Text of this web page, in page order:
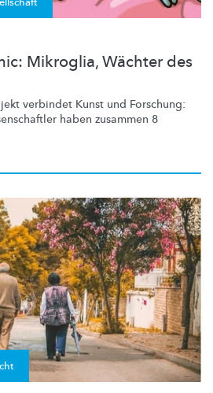
Mikroglia, Wächter des
verbindet Kunst und Forschung:
haben zusammen 8